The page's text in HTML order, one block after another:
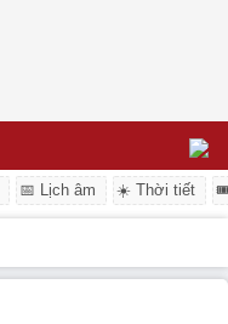
📅 Lịch âm ☀️ Thời tiết